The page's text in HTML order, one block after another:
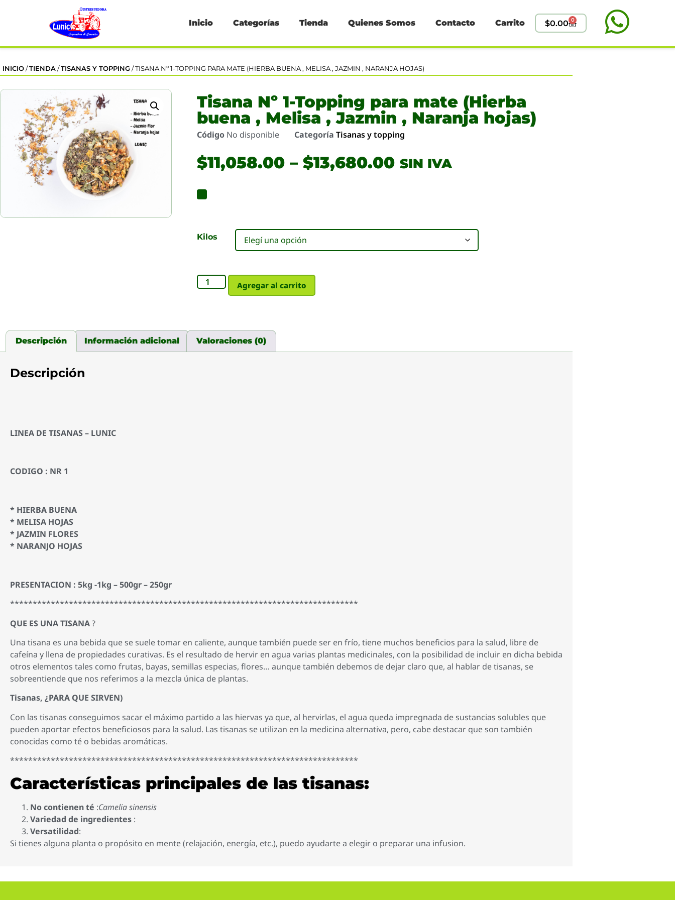
Inicio Categorías Tienda Quienes Somos Contacto Carrito $0.00 0
INICIO /TIENDA /TISANAS Y TOPPING / TISANA Nº 1-TOPPING PARA MATE (HIERBA BUENA , MELISA , JAZMIN , NARANJA HOJAS)
Tisana Nº 1-Topping para mate (Hierba
buena , Melisa , Jazmin , Naranja hojas)
Código No disponible Categoría Tisanas y topping
$11,058.00 – $13,680.00 SIN IVA
Kilos
Agregar al carrito
Descripción Información adicional Valoraciones (0)
Descripción
LINEA DE TISANAS – LUNIC
CODIGO : NR 1
* HIERBA BUENA
* MELISA HOJAS
* JAZMIN FLORES
* NARANJO HOJAS
PRESENTACION : 5kg -1kg – 500gr – 250gr
*****************************************************************************
QUE ES UNA TISANA?
Una tisana es una bebida que se suele tomar en caliente, aunque también puede ser en frío, tiene muchos beneficios para la salud, libre de
cafeína y llena de propiedades curativas. Es el resultado de hervir en agua varias plantas medicinales, con la posibilidad de incluir en dicha bebida
otros elementos tales como frutas, bayas, semillas especias, flores… aunque también debemos de dejar claro que, al hablar de tisanas, se
sobreentiende que nos referimos a la mezcla única de plantas.
Tisanas, ¿PARA QUE SIRVEN)
Con las tisanas conseguimos sacar el máximo partido a las hiervas ya que, al hervirlas, el agua queda impregnada de sustancias solubles que
pueden aportar efectos beneficiosos para la salud. Las tisanas se utilizan en la medicina alternativa, pero, cabe destacar que son también
conocidas como té o bebidas aromáticas.
*****************************************************************************
Características principales de las tisanas:
No contienen té :Camelia sinensis
Variedad de ingredientes :
Versatilidad:
Si tienes alguna planta o propósito en mente (relajación, energía, etc.), puedo ayudarte a elegir o preparar una infusion.